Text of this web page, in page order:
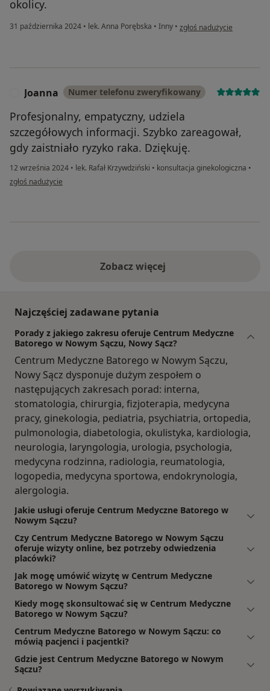
okolicy.
31 października 2024 • lek. Anna Porębska • Inny • w opinii użytkownika BMSPi
zgłoś nadużycie
Joanna Numer telefonu zweryfikowany
Profesjonalny, empatyczny, udziela
szczegółowych informacji. Szybko zareagował,
gdy zaistniało ryzyko raka. Dziękuję.
12 września 2024 • lek. Rafał Krzywdziński • konsultacja ginekologiczna •
w opinii użytkownika Joanna
zgłoś nadużycie
Zobacz więcej
Najczęściej zadawane pytania
Porady z jakiego zakresu oferuje Centrum Medyczne
Batorego w Nowym Sączu, Nowy Sącz?
Centrum Medyczne Batorego w Nowym Sączu,
Nowy Sącz dysponuje dużym zespołem o
następujących zakresach porad: interna,
stomatologia, chirurgia, fizjoterapia, medycyna
pracy, ginekologia, pediatria, psychiatria, ortopedia,
pulmonologia, diabetologia, okulistyka, kardiologia,
neurologia, laryngologia, urologia, psychologia,
medycyna rodzinna, radiologia, reumatologia,
logopedia, medycyna sportowa, endokrynologia,
alergologia.
Jakie usługi oferuje Centrum Medyczne Batorego w
Nowym Sączu?
Czy Centrum Medyczne Batorego w Nowym Sączu
oferuje wizyty online, bez potrzeby odwiedzenia
placówki?
Jak mogę umówić wizytę w Centrum Medyczne
Batorego w Nowym Sączu?
Kiedy mogę skonsultować się w Centrum Medyczne
Batorego w Nowym Sączu?
Centrum Medyczne Batorego w Nowym Sączu: co
mówią pacjenci i pacjentki?
Gdzie jest Centrum Medyczne Batorego w Nowym
Sączu?